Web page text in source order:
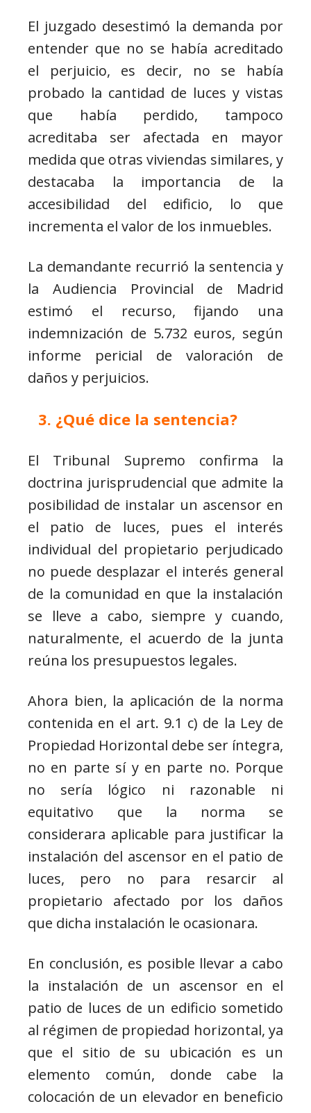
El juzgado desestimó la demanda por
entender que no se había acreditado
el perjuicio, es decir, no se había
probado la cantidad de luces y vistas
que había perdido, tampoco
acreditaba ser afectada en mayor
medida que otras viviendas similares, y
destacaba la importancia de la
accesibilidad del edificio, lo que
incrementa el valor de los inmuebles.
La demandante recurrió la sentencia y
la Audiencia Provincial de Madrid
estimó el recurso, fijando una
indemnización de 5.732 euros, según
informe pericial de valoración de
daños y perjuicios.
¿Qué dice la sentencia?
El Tribunal Supremo confirma la
doctrina jurisprudencial que admite la
posibilidad de instalar un ascensor en
el patio de luces, pues el interés
individual del propietario perjudicado
no puede desplazar el interés general
de la comunidad en que la instalación
se lleve a cabo, siempre y cuando,
naturalmente, el acuerdo de la junta
reúna los presupuestos legales.
Ahora bien, la aplicación de la norma
contenida en el art. 9.1 c) de la Ley de
Propiedad Horizontal debe ser íntegra,
no en parte sí y en parte no. Porque
no sería lógico ni razonable ni
equitativo que la norma se
considerara aplicable para justificar la
instalación del ascensor en el patio de
luces, pero no para resarcir al
propietario afectado por los daños
que dicha instalación le ocasionara.
En conclusión, es posible llevar a cabo
la instalación de un ascensor en el
patio de luces de un edificio sometido
al régimen de propiedad horizontal, ya
que el sitio de su ubicación es un
elemento común, donde cabe la
colocación de un elevador en beneficio